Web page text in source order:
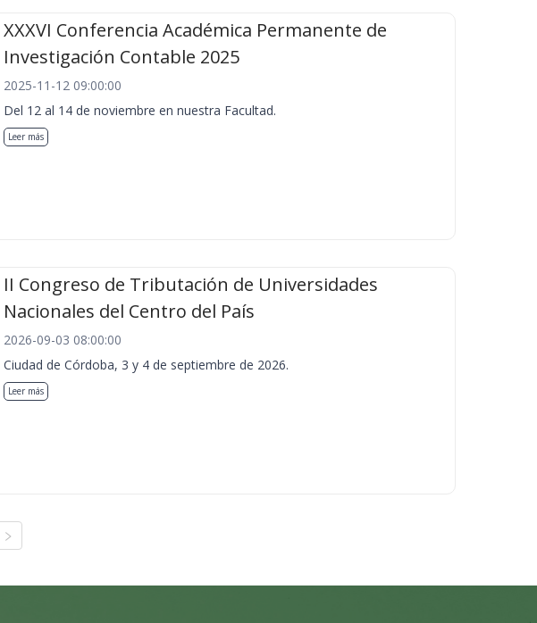
XXXVI Conferencia Académica Permanente de
Investigación Contable 2025
2025-11-12 09:00:00
Del 12 al 14 de noviembre en nuestra Facultad.
Leer más
II Congreso de Tributación de Universidades
Nacionales del Centro del País
2026-09-03 08:00:00
Ciudad de Córdoba, 3 y 4 de septiembre de 2026.
Leer más